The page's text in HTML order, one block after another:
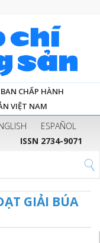
CHẤP HÀNH
VIỆT NAM
ESPAÑOL
ISSN 2734-9071
GIẢI BÚA